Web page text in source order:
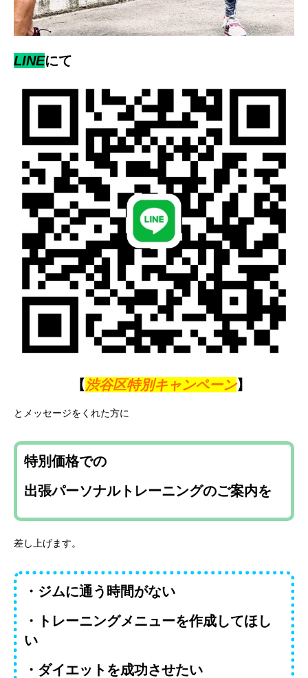
LINEにて
【 渋谷区特別キャンペーン】
とメッセージをくれた方に
特別価格での
出張パーソナルトレーニングのご案内を
差し上げます。
・ジムに通う時間がない
・トレーニングメニューを作成してほし
い
・ダイエットを成功させたい